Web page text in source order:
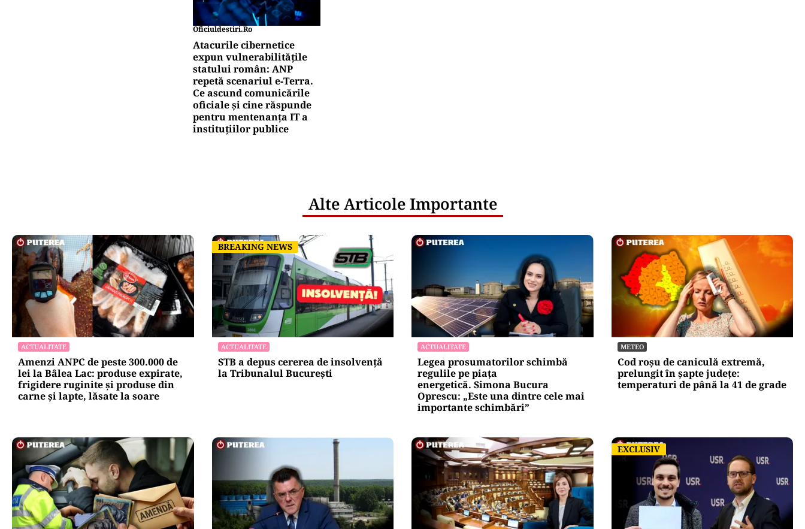
Oficiuldestiri.ro
Atacurile cibernetice
expun vulnerabilitățile
statului român: ANP
repetă scenariul e‑Terra.
Ce ascund comunicările
oficiale și cine răspunde
pentru mentenanța IT a
instituțiilor publice
Alte Articole Importante
ACTUALITATE
Amenzi ANPC de peste 300.000 de
lei la Bâlea Lac: produse expirate,
frigidere ruginite și produse din
carne și lapte, lăsate la soare
BREAKING NEWS
BREAKING NEWS
ACTUALITATE
STB a depus cererea de insolvență
la Tribunalul București
ACTUALITATE
Legea prosumatorilor schimbă
regulile pe piața
energetică. Simona Bucura
Oprescu: „Este una dintre cele mai
importante schimbări”
METEO
Cod roșu de caniculă extremă,
prelungit în șapte județe:
temperaturi de până la 41 de grade
EXCLUSIV
EXCLUSIV